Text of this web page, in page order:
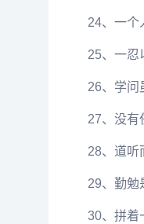
24、一个
25、一忍
26、学问
27、没有
28、道
29、勤勉
30、拼着